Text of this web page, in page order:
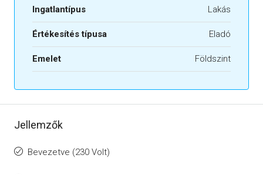
Ingatlantípus Lakás
Értékesítés típusa Eladó
Emelet Földszint
Jellemzők
Bevezetve (230 Volt)